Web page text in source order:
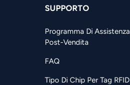
SUPPORTO
Programma Di Assistenza
Post-Vendita
FAQ
Tipo Di Chip Per Tag RFID